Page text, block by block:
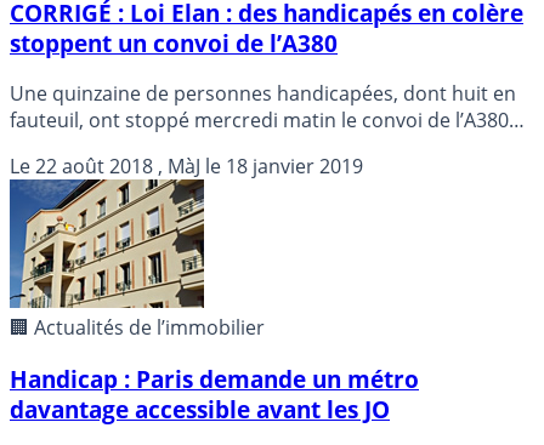
CORRIGÉ : Loi Elan : des handicapés en colère
stoppent un convoi de l’A380
Une quinzaine de personnes handicapées, dont huit en
fauteuil, ont stoppé mercredi matin le convoi de l’A380
a-t-on appris auprès de la gendarmerie et des
organisateurs.
Le22 août 2018, MàJ le 18 janvier 2019
🏢 Actualités de l’immobilier
Handicap : Paris demande un métro
davantage accessible avant les JO